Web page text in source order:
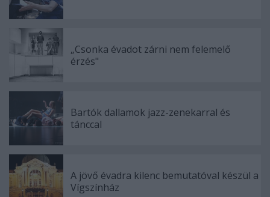
„Csonka évadot zárni nem felemelő
érzés"
Bartók dallamok jazz-zenekarral és
tánccal
A jövő évadra kilenc bemutatóval készül a
Vígszínház